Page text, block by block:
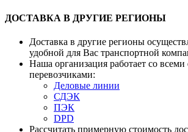
ДОСТАВКА В ДРУГИЕ РЕГИОНЫ
Доставка в другие регионы
удобной для Вас транспортной
Наша организация работает со
перевозчиками:
Деловые линии
СДЭК
ПЭК
DPD
Рассчитать примерную стоимость